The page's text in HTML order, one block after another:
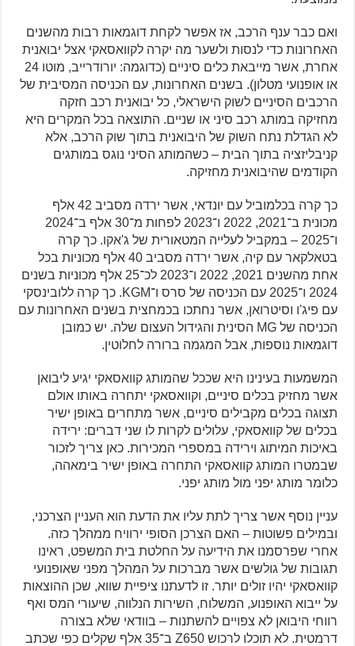
ואם כבר ענף הרכב, אז אפשר לקחת דוגמאות רבות מהשנים
האחרונות כדי לנסות ולשער מה יקרה לקוואסאקי אצל יבואנית
אחרת, אשר מייבאת כלים סיניים (כדוגמה: יורודרייב, מוטו 24
או אופנועי מטלון). בשנים האחרונות, עם הכניסה המסיבית של
הרכבים הסיניים לשוק הישראלי, כל יבואנית רכב חזקה
מחזיקה במותג רכב סיני או שניים. התוצאה בכל המקרים היא
לא הגדלת נתח השוק של היבואנית בתוך שוק הרכב, אלא
קניבליזציה בתוך הבית – כשהמותג הסיני נוגס במותגים
הקודמים שהיבואנית מחזיקה.
כך קרה בכלמוביל עם יונדאי, אשר ירדה מסביב 42 אלף
מכונית ב־2021, 2022 ו־2023 לפחות מ־30 אלף ב־2024
ו־2025 – במקביל לעלייה המטאורית של ג'אקו. כך קרה
בטאלקאר עם קיה, אשר ירדה מסביב 40 אלף מכוניות בכל
אחת מהשנים 2021, 2022 ו־2023 לכ־25 אלף מכוניות בשנים
2024 ו־2025 עם הכניסה של סרס ו־KGM. כך קרה ללובינסקי
עם פיג'ו וסיטרואן, אשר נחתכו בכמחצית בשנים האחרונות עם
הכניסה של MG הסינית והגידול העצום שלה. יש כמובן
דוגמאות נוספות, אבל המגמה ברורה לחלוטין.
המשמעות בעינינו היא שככל שהמותג קוואסאקי יגיע ליבואן
אשר מחזיק בכלים סיניים, וקוואסאקי יתחרה באותו אולם
תצוגה בכלים מקבילים סיניים, אשר מתחרים באופן ישיר
בכלים של קוואסאקי, עלולים לקרות לו שני דברים: ירידה
באיכות המיתוג וירידה במספרי המכירות. כאן צריך לזכור
שבמטרו המותג קוואסאקי התחרה באופן ישיר בימאהה,
כלומר מותג יפני מול מותג יפני.
עניין נוסף אשר צריך לתת עליו את הדעת הוא העניין הצרכני,
ובמילים פשוטות – האם הצרכן הסופי ירוויח ממהלך כזה.
אחרי שפרסמנו את הידיעה על החלטת בית המשפט, ראינו
תגובות של גולשים אשר מברכות על המהלך מפני שאופנועי
קוואסאקי יהיו זולים יותר. זו לדעתנו ציפיית שווא, שכן ההוצאות
על ייבוא האופנוע, המשלוח, השירות הנלווה, שיעורי המס ואף
רווחי היבואן לא צפויים להשתנות – בוודאי שלא בצורה
דרמטית. לא תוכלו לרכוש Z650 ב־35 אלף שקלים כפי שכתב